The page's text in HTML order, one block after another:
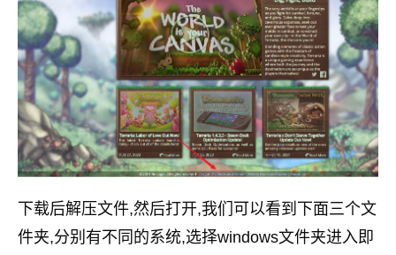
下载后解压文件,然后打开,我们可以看到下面三个文
件夹,分别有不同的系统,选择windows文件夹进入即